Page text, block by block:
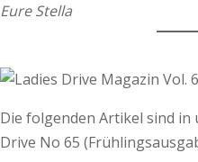
Eure Stella
Die folgenden Artikel sind in
Drive No 65